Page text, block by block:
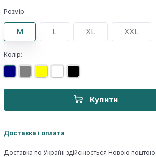
Розмір:
M L XL XXL
Колір:
Купити
Доставка і оплата
Доставка по Україні здійснюється Новою поштою.